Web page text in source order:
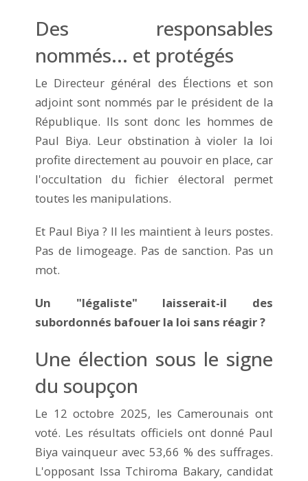
Des responsables
nommés... et protégés
Le Directeur général des Élections et son
adjoint sont nommés par le président de la
République. Ils sont donc les hommes de
Paul Biya. Leur obstination à violer la loi
profite directement au pouvoir en place, car
l'occultation du fichier électoral permet
toutes les manipulations.
Et Paul Biya ? Il les maintient à leurs postes.
Pas de limogeage. Pas de sanction. Pas un
mot.
Un "légaliste" laisserait-il des
subordonnés bafouer la loi sans réagir ?
Une élection sous le signe
du soupçon
Le 12 octobre 2025, les Camerounais ont
voté. Les résultats officiels ont donné Paul
Biya vainqueur avec 53,66 % des suffrages.
L'opposant Issa Tchiroma Bakary, candidat